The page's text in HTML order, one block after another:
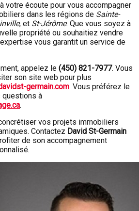
votre écoute pour vous accompagner
dans les régions de Sainte-
, et St-Jérôme. Que vous soyez à
propriété ou souhaitiez vendre
vous garantit un service de
appelez le (450) 821-7977. Vous
son site web pour plus
germain.com. Vous préférez le
questions à
.
vos projets immobiliers
Contactez David St-Germain
de son accompagnement